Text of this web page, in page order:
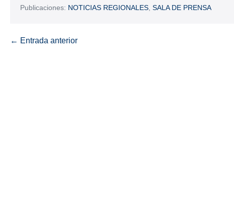
Publicaciones: NOTICIAS REGIONALES SALA DE PRENSA
← Entrada anterior